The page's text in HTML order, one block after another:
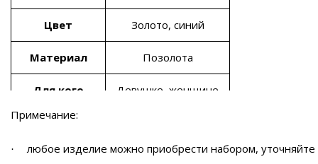
Цвет Золото, синий
Материал Позолота
Для кого
Девушке, женщине
Примечание:
· любое изделие можно приобрести набором,